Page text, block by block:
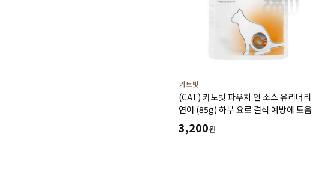
카토빗
(CAT) 카토빗 파우치 인 소스 유리너리
연어 (85g) 하부 요로 결석 예방에 도움
3,200원